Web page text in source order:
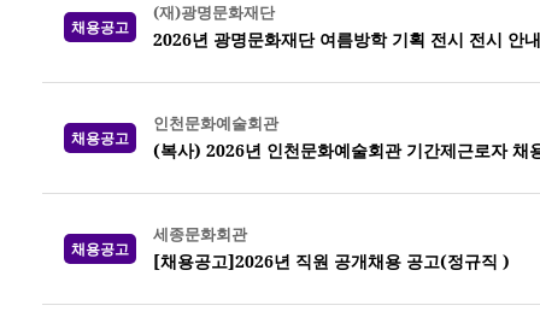
채용공고
(재)광명문화재단
2026년 광명문화재단 여름방학 기획 전시 전시 안
채용공고
인천문화예술회관
(복사) 2026년 인천문화예술회관 기간제근로자 채
채용공고
세종문화회관
[채용공고]2026년 직원 공개채용 공고(정규직 )